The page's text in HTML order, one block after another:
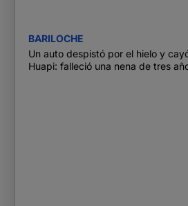
BARILOCHE
Un auto despistó por el hielo y
Huapi: falleció una nena de tres